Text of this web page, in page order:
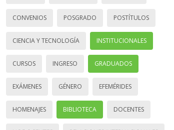
CONVENIOS POSGRADO POSTÍTULOS
CIENCIA Y TECNOLOGÍA INSTITUCIONALES
CURSOS INGRESO GRADUADOS
EXÁMENES GÉNERO EFEMÉRIDES
HOMENAJES BIBLIOTECA DOCENTES